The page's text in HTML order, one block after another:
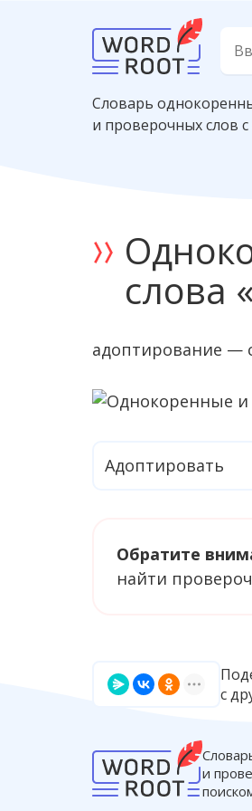
Словарь
и проверочных слов
слова
адоптирование —
Адоптировать
Обратите
найти
и
с